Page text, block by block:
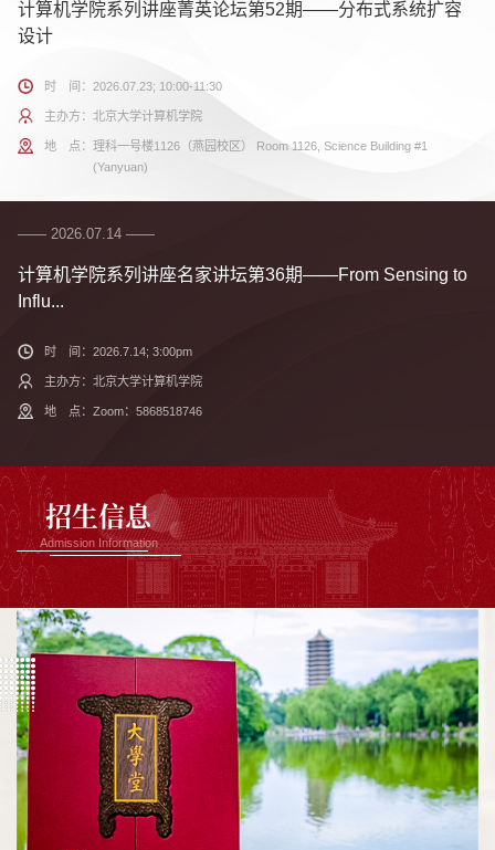
计算机学院系列讲座菁英论坛第52期——分布式系统扩容
设计
时 间： 2026.07.23; 10:00-11:30
主办方： 北京大学计算机学院
地 点： 理科一号楼1126（燕园校区） Room 1126, Science Building #1
(Yanyuan)
—— 2026.07.14 ——
计算机学院系列讲座名家讲坛第36期——From Sensing to
Influ...
时 间： 2026.7.14; 3:00pm
主办方： 北京大学计算机学院
地 点： Zoom：5868518746
招生信息
Admission Information